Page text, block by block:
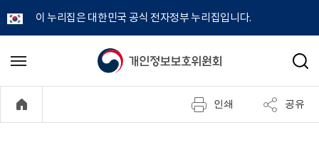
이 누리집은 대한민국 공식 전자정부 누리집입니다.
개
정
메
기
검
인쇄 공유